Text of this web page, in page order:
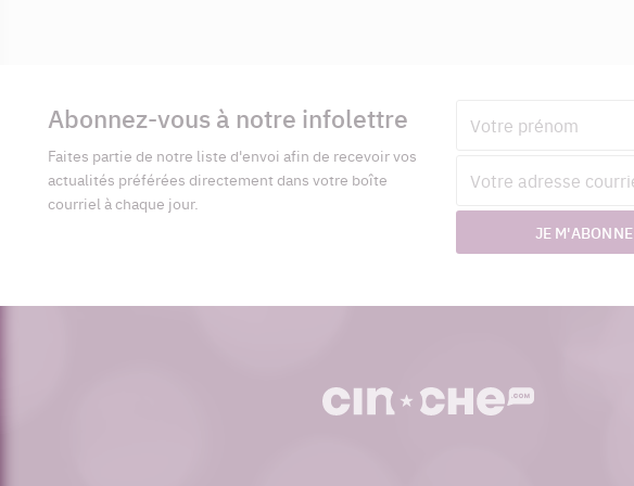
complémentaires
Abonnez-vous à notre infolettre
Faites partie de notre liste d'envoi afin de recevoir vos
actualités préférées directement dans votre boîte
courriel à chaque jour.
courriel
JE M'ABONNE
cinoche.com